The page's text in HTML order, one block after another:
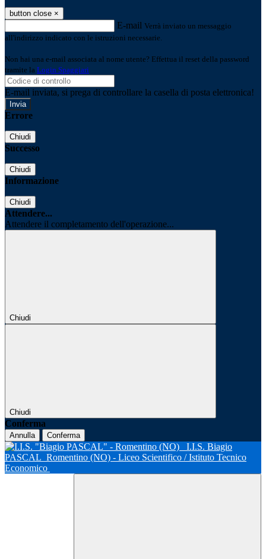
button close ×
E-mail Verrà inviato un messaggio
all'indirizzo indicato con le istruzioni necessarie.
Non hai una e-mail associata al nome utente? Effettua il reset della password
tramite la Login Spaggiari
E-mail inviata, si prega di controllare la casella di posta elettronica!
Errore
Chiudi
Successo
Chiudi
Informazione
Chiudi
Attendere...
Attendere il completamento dell'operazione...
Chiudi
Chiudi
Conferma
Annulla Conferma
I.I.S. Biagio
PASCAL Romentino (NO) - Liceo Scientifico / Istituto Tecnico
Economico